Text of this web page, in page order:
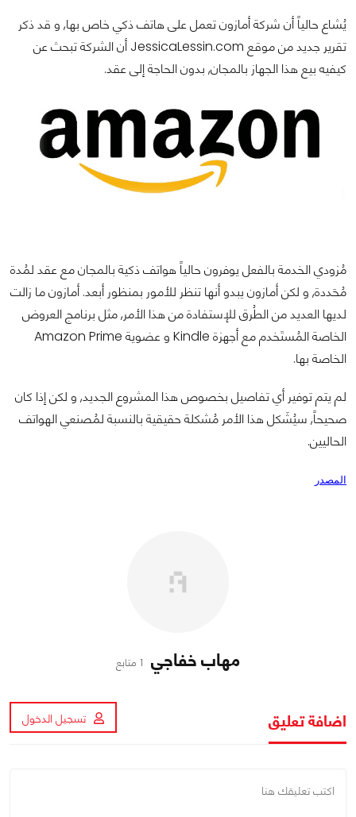
يُشاع حالياً أن شركة أمازون تعمل على هاتف ذكي خاص بها, و قد ذكر
تقرير جديد من موقع JessicaLessin.com أن الشركة تبحث عن
كيفيه بيع هذا الجهاز بالمجان, بدون الحاجة إلى عقد.
مُزودي الخدمة بالفعل يوفرون حالياً هواتف ذكية بالمجان مع عقد لمُدة
مُحَددة, و لكن أمازون يبدو أنها تنظر للأمور بمنظور أبعد. أمازون ما زالت
لديها العديد من الطُرق للإستفادة من هذا الأمر, مثل برنامج العروض
الخاصة المُستَخدم مع أجهزة Kindle و عضوية Amazon Prime
الخاصة بها.
لم يتم توفير أي تفاصيل بخصوص هذا المشروع الجديد, و لكن إذا كان
صحيحاً, سيُشَكل هذا الأمر مُشكلة حقيقية بالنسبة لمُصنعي الهواتف
الحاليين.
المصدر
مهاب خفاجي 1 متابع
اضافة تعليق تسجيل الدخول